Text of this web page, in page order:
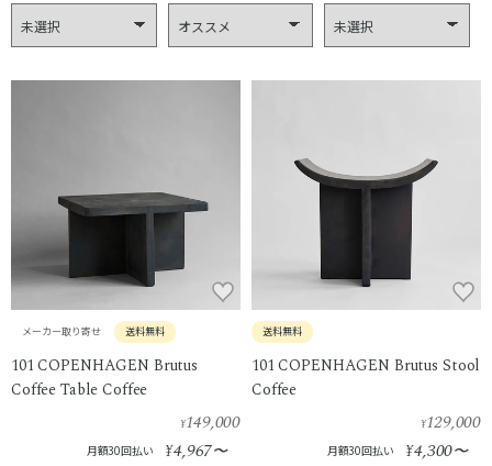
メーカー取り寄せ 送料無料
101 COPENHAGEN Brutus
Coffee Table Coffee
¥149,000
月額30回払い ¥4,967〜
送料無料
101 COPENHAGEN Brutus Stool
Coffee
¥129,000
月額30回払い ¥4,300〜